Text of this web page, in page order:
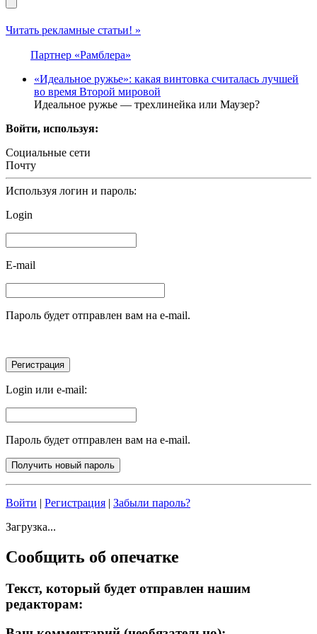
Читать рекламные статьи! »
Партнер «Рамблера»
«Идеальное ружье»: какая винтовка считалась лучшей
во время Второй мировой
Идеальное ружье — трехлинейка или Маузер?
Войти, используя:
Социальные сети
Почту
Используя логин и пароль:
Login
E-mail
Пароль будет отправлен вам на e-mail.
Login или e-mail:
Пароль будет отправлен вам на e-mail.
Войти | Регистрация | Забыли пароль?
Загрузка...
Сообщить об опечатке
Текст, который будет отправлен нашим
редакторам: